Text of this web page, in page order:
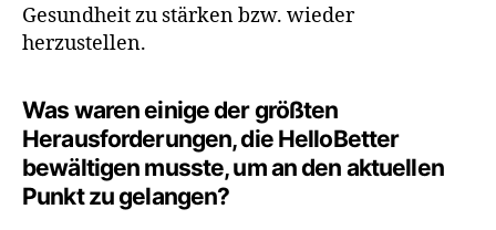
Gesundheit zu stärken bzw. wieder
herzustellen.
Was waren einige der größten
Herausforderungen, die HelloBetter
bewältigen musste, um an den aktuellen
Punkt zu gelangen?